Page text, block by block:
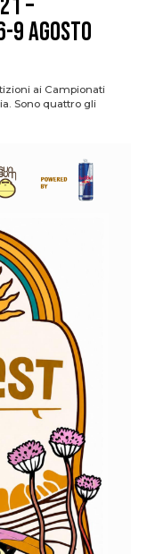
–
9 agosto
ai Campionati
Sono quattro gli